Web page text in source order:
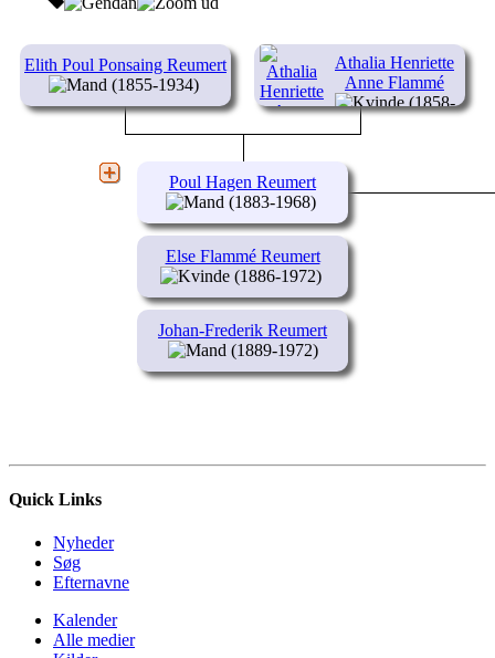
Elith Poul Ponsaing Reumert
(1855-1934)
Athalia Henriette
Anne Flammé
(1858-
Else Flammé Reumert
(1886-1972)
Johan-Frederik Reumert
(1889-1972)
Poul Hagen Reumert
(1883-1968)
Quick Links
Nyheder
Søg
Efternavne
Kalender
Alle medier